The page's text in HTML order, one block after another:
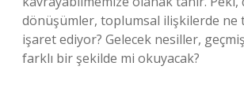
dönüşümler, toplumsal ilişkilerde ne
işaret ediyor? Gelecek nesiller,
farklı bir şekilde mi okuyacak?